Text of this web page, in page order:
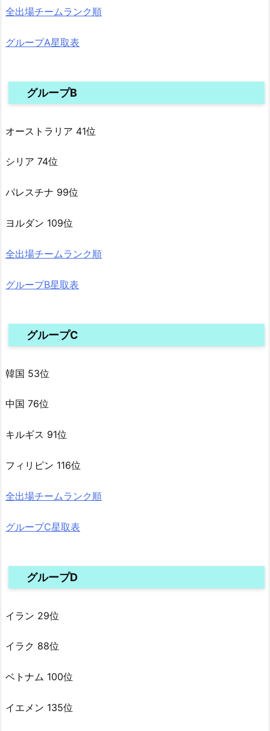
全出場チームランク順
グループA星取表
グループB
オーストラリア 41位
シリア 74位
パレスチナ 99位
ヨルダン 109位
全出場チームランク順
グループB星取表
グループC
韓国 53位
中国 76位
キルギス 91位
フィリピン 116位
全出場チームランク順
グループC星取表
グループD
イラン 29位
イラク 88位
ベトナム 100位
イエメン 135位